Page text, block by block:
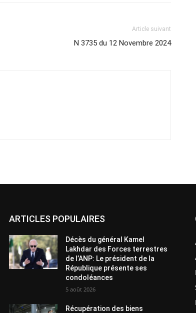
Article suivant
N 3735 du 12 Novembre 2024
ARTICLES POPULAIRES
Décès du général Kamel
Lakhdar des Forces terrestres
de l’ANP: Le président de la
République présente ses
condoléances
5 août 2026
Récupération des biens